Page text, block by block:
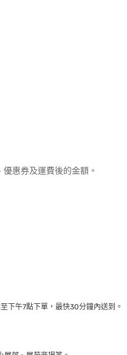
惠券及運費後的金額。
下午7點下單，最快30分鐘內送到​。